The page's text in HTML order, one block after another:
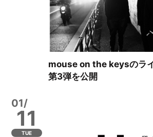
mouse on the keysのライ
第3弾を公開
01/
11
TUE